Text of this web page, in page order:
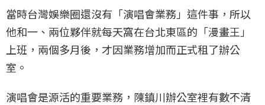
當時台灣娛樂圈還沒有「演唱會業務」這件事，所以
他和一、兩位夥伴就每天窩在台北東區的「漫畫王」
上班，兩個多月後，才因業務增加而正式租了辦公
室。
演唱會是源活的重要業務，陳鎮川辦公室裡有數不清